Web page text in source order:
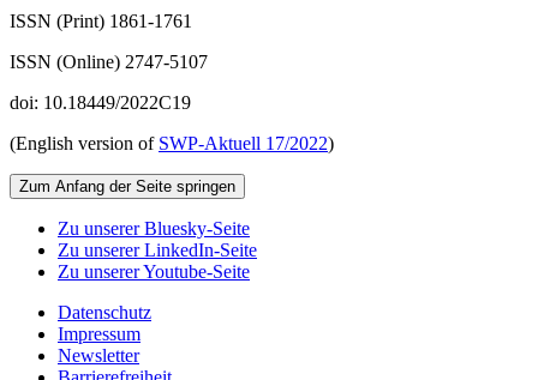
ISSN (Print) 1861-1761
ISSN (Online) 2747-5107
doi: 10.18449/2022C19
(English version of SWP‑Aktuell 17/2022)
Zum Anfang der Seite springen
Zu unserer Bluesky-Seite
Zu unserer LinkedIn-Seite
Zu unserer Youtube-Seite
Datenschutz
Impressum
Newsletter